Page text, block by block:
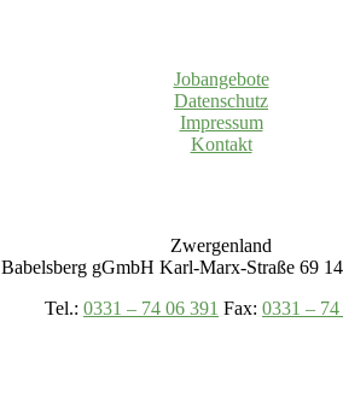
Jobangebote
Datenschutz
Impressum
Kontakt
Zwergenland
Babelsberg gGmbH Karl-Marx-Straße 69
Tel.: 0331 – 74 06 391 Fax: 0331 –